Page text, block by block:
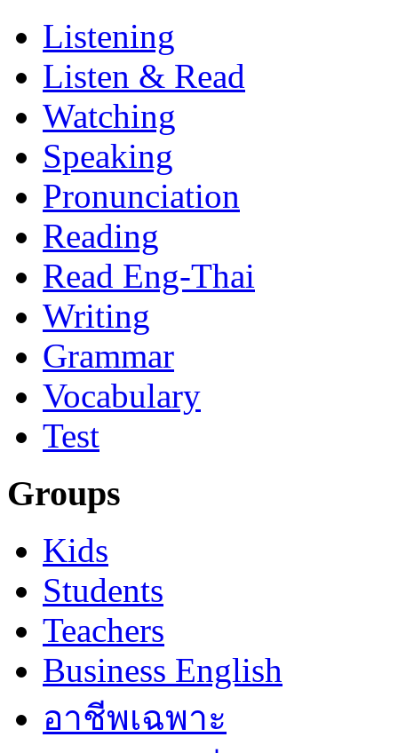
Listening
Listen & Read
Watching
Speaking
Pronunciation
Reading
Read Eng-Thai
Writing
Grammar
Vocabulary
Test
Groups
Kids
Students
Teachers
Business English
อาชีพเฉพาะ